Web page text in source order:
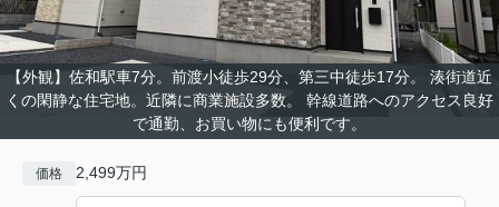
【外観】佐和駅車7分。前渡小徒歩29分、第三中徒歩17分。 湊街道近
くの閑静な住宅地。近隣に商業施設多数。 幹線道路へのアクセス良好
で通勤、お買い物にも便利です。
価格 2,499万円